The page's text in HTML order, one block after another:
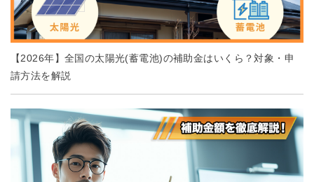
【2026年】全国の太陽光(蓄電池)の補助金はいくら？対象・申
請方法を解説